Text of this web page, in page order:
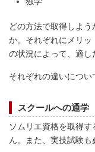
どの方法で取得しよ
か。それぞれにメリ
の状況によって、適し
それぞれの違いについ
スクールへの通学
ソムリエ資格を取得
ん。また、実技試験も